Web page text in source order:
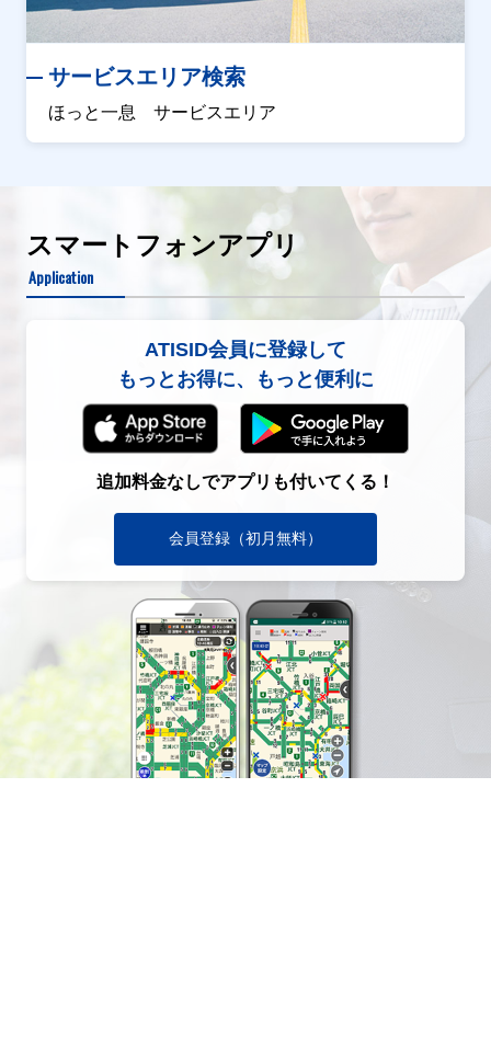
サービスエリア検索
ほっと一息 サービスエリア
スマートフォンアプリ
Application
ATISID会員に登録して
もっとお得に、もっと便利に
追加料金なしでアプリも付いてくる！
会員登録（初月無料）